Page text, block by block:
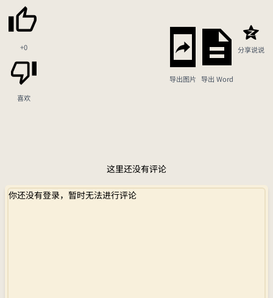
+0
喜欢
导出图片 导出 Word
分享说说
这里还没有评论
你还没有登录，暂时无法进行评论